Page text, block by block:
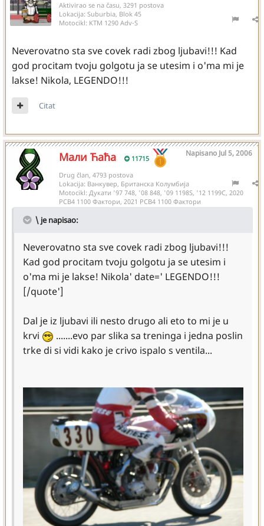
Aktivirao se na času, 3291 postova
Lokacija: Suburbia, Blok 45
Motocikl: KTM 1290 Adv-S
Neverovatno sta sve covek radi zbog ljubavi!!! Kad
god procitam tvoju golgotu ja se utesim i o'ma mi je
lakse! Nikola, LEGENDO!!!
Citat
Мали Ћаћа 11715
Napisano Jul 5, 2006
Drug član, 4793 postova
Lokacija: Ванкувер, Британска Колумбија
Motocikl: Дукати '97 748, '08 848, '09 1198S, '12 1199С, 2020
РСВ4 1100 Фактори, 2021 РСВ4 1100 Фактори
\ je napisao:
Neverovatno sta sve covek radi zbog ljubavi!!!
Kad god procitam tvoju golgotu ja se utesim i
o'ma mi je lakse! Nikola' date=' LEGENDO!!!
[/quote']
Dal je iz ljubavi ili nesto drugo ali eto to mi je u
krvi
.......evo par slika sa treninga i jedna poslin
trke di si vidi kako je crivo ispalo s ventila...